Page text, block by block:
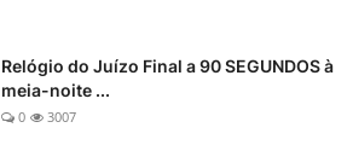
Relógio do Juízo Final a 90 SEGUNDOS à
meia-noite ...
0 3007